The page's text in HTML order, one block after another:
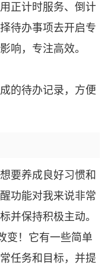
正计时服务、倒计
待办事项去开启专
响，专注高效。
的待办记录，方便
要养成良好习惯和
功能对我来说非常
并保持积极主动。
变！它有一些简单
任务和目标，并提